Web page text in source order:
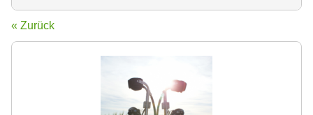
« Zurück